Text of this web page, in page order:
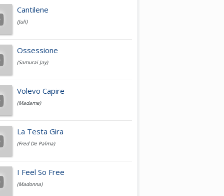
Achille Lauro
Cesare Cremonini
Jovanotti
Fedez
Simone Cristicchi
Cantilene
(Juli)
Ossessione
(Samurai Jay)
Volevo Capire
(Madame)
La Testa Gira
(Fred De Palma)
I Feel So Free
(Madonna)